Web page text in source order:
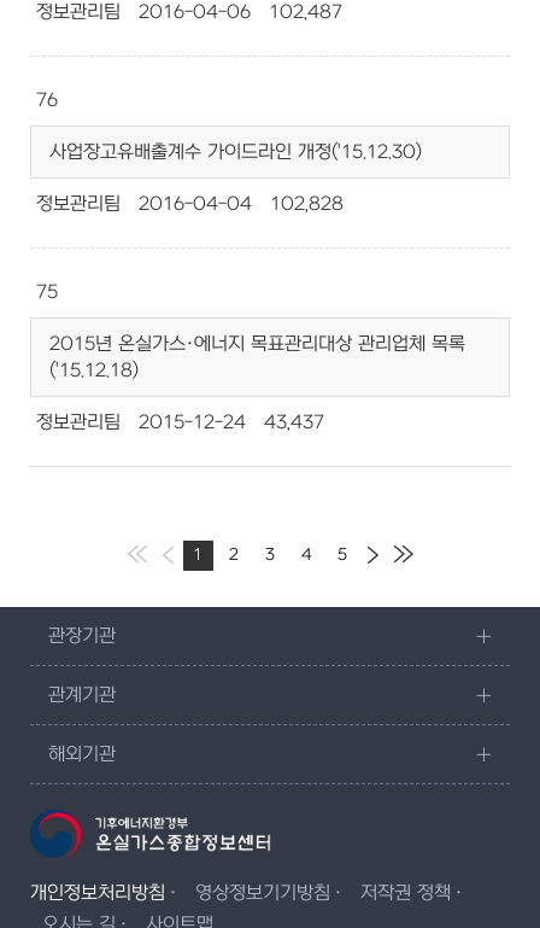
정보관리팀 2016-04-06 102,487
76
사업장고유배출계수 가이드라인 개정('15.12.30)
정보관리팀 2016-04-04 102,828
75
2015년 온실가스·에너지 목표관리대상 관리업체 목록
('15.12.18)
정보관리팀 2015-12-24 43,437
1 2 3 4 5
관장기관
관계기관
해외기관
개인정보처리방침 영상정보기기방침
저작권 정책